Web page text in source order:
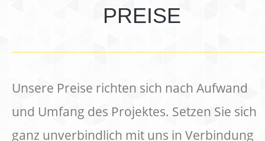
PREISE
Unsere Preise richten sich nach Aufwand
und Umfang des Projektes. Setzen Sie sich
ganz unverbindlich mit uns in Verbindung